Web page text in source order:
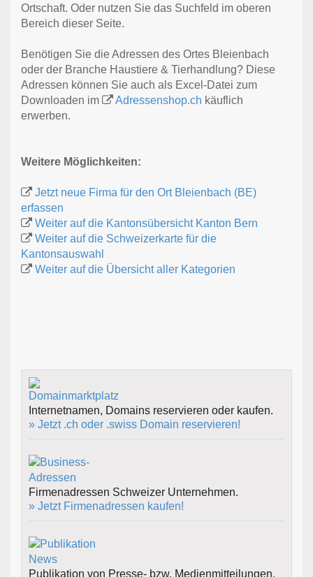
Ortschaft. Oder nutzen Sie das Suchfeld im oberen
Bereich dieser Seite.
Benötigen Sie die Adressen des Ortes Bleienbach
oder der Branche Haustiere & Tierhandlung? Diese
Adressen können Sie auch als Excel-Datei zum
Downloaden im
Adressenshop.ch käuflich
erwerben.
Weitere Möglichkeiten:
Jetzt neue Firma für den Ort Bleienbach (BE)
erfassen
Weiter auf die Kantonsübersicht Kanton Bern
Weiter auf die Schweizerkarte für die
Kantonsauswahl
Weiter auf die Übersicht aller Kategorien
Internetnamen, Domains reservieren oder kaufen.
» Jetzt .ch oder .swiss Domain reservieren!
Firmenadressen Schweizer Unternehmen.
» Jetzt Firmenadressen kaufen!
Publikation von Presse- bzw. Medienmitteilungen.